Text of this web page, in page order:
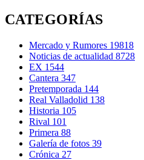
CATEGORÍAS
Mercado y Rumores 19818
Noticias de actualidad 8728
EX 1544
Cantera 347
Pretemporada 144
Real Valladolid 138
Historia 105
Rival 101
Primera 88
Galería de fotos 39
Crónica 27